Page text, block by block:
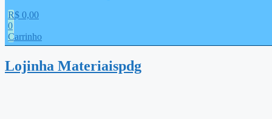
R$ 0,00
0
Carrinho
Lojinha Materiaispdg